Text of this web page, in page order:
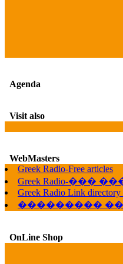
Agenda
Visit also
WebMasters
Greek Radio-Free articles
Greek Radio-���
Greek Radio Link directory
��������� ��
OnLine Shop